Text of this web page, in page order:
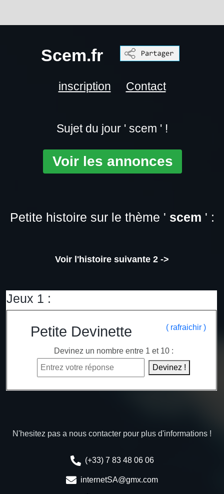
Scem.fr
inscription Contact
Sujet du jour ' scem ' !
Voir les annonces
Petite histoire sur le thème ' scem ' :
Voir l'histoire suivante 2 ->
Jeux 1 :
Petite Devinette ( rafraichir )
Devinez un nombre entre 1 et 10 :
Devinez !
N'hesitez pas a nous contacter pour plus d'informations !
(+33) 7 83 48 06 06
internetSA@gmx.com